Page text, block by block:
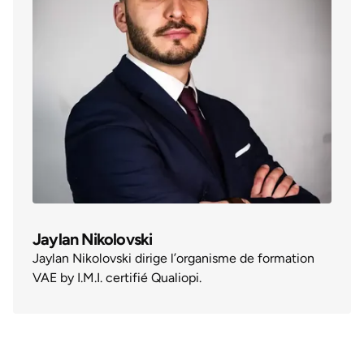
Jaylan Nikolovski
Jaylan Nikolovski dirige l’organisme de formation
VAE by I.M.I. certifié Qualiopi.